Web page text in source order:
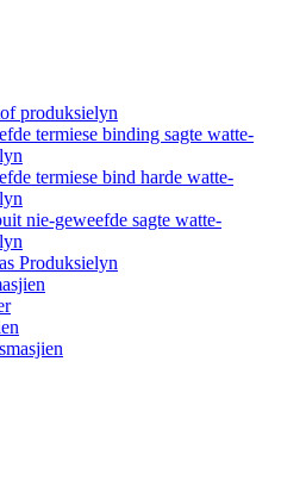
produksielyn
termiese binding sagte watte-
termiese bind harde watte-
nie-geweefde sagte watte-
Produksielyn